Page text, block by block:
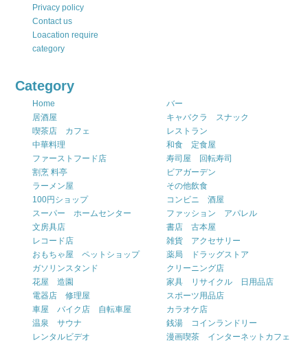
Privacy policy
Contact us
Loacation require
category
Category
Home
バー
居酒屋
キャバクラ スナック
喫茶店 カフェ
レストラン
中華料理
和食 定食屋
ファーストフード店
寿司屋 回転寿司
割烹 料亭
ビアガーデン
ラーメン屋
その他飲食
100円ショップ
コンビニ 酒屋
スーパー ホームセンター
ファッション アパレル
文房具店
書店 古本屋
レコード店
雑貨 アクセサリー
おもちゃ屋 ペットショップ
薬局 ドラッグストア
ガソリンスタンド
クリーニング店
花屋 造園
家具 リサイクル 日用品店
電器店 修理屋
スポーツ用品店
車屋 バイク店 自転車屋
カラオケ店
温泉 サウナ
銭湯 コインランドリー
レンタルビデオ
漫画喫茶 インターネットカフェ